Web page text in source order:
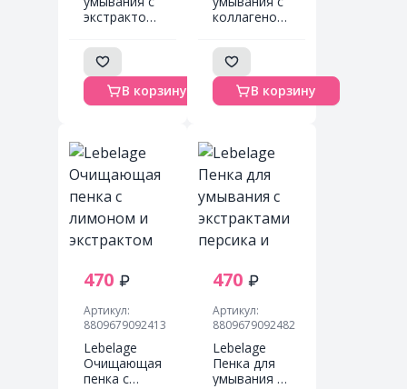
экстрактом
чая GREEN
TEA
CLEANSING
FOAM 100
мл Lebelage
В корзину
коллагеном
COLLAGEN
CLEANSING
FOAM 100
В корзину
470
Артикул:
8809679092413
Lebelage
Очищающая
пенка с
470
Артикул:
8809679092482
Lebelage
Пенка для
умывания с